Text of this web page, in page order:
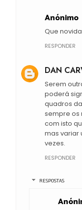
Anónimo
Que
RESPONDER
DAN
Serem
poderá
quadros
sempre os
com isto
mas variar
vezes.
RESPONDER
RESPOSTAS